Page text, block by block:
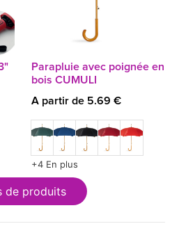
Parapluie avec poignée en
bois CUMULI
A partir de 5.69 €
+4 En plus
de produits